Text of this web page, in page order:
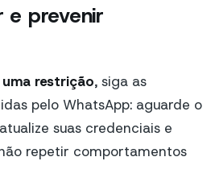
e prevenir
restrição, siga as
pelo WhatsApp: aguarde o
suas credenciais e
repetir comportamentos